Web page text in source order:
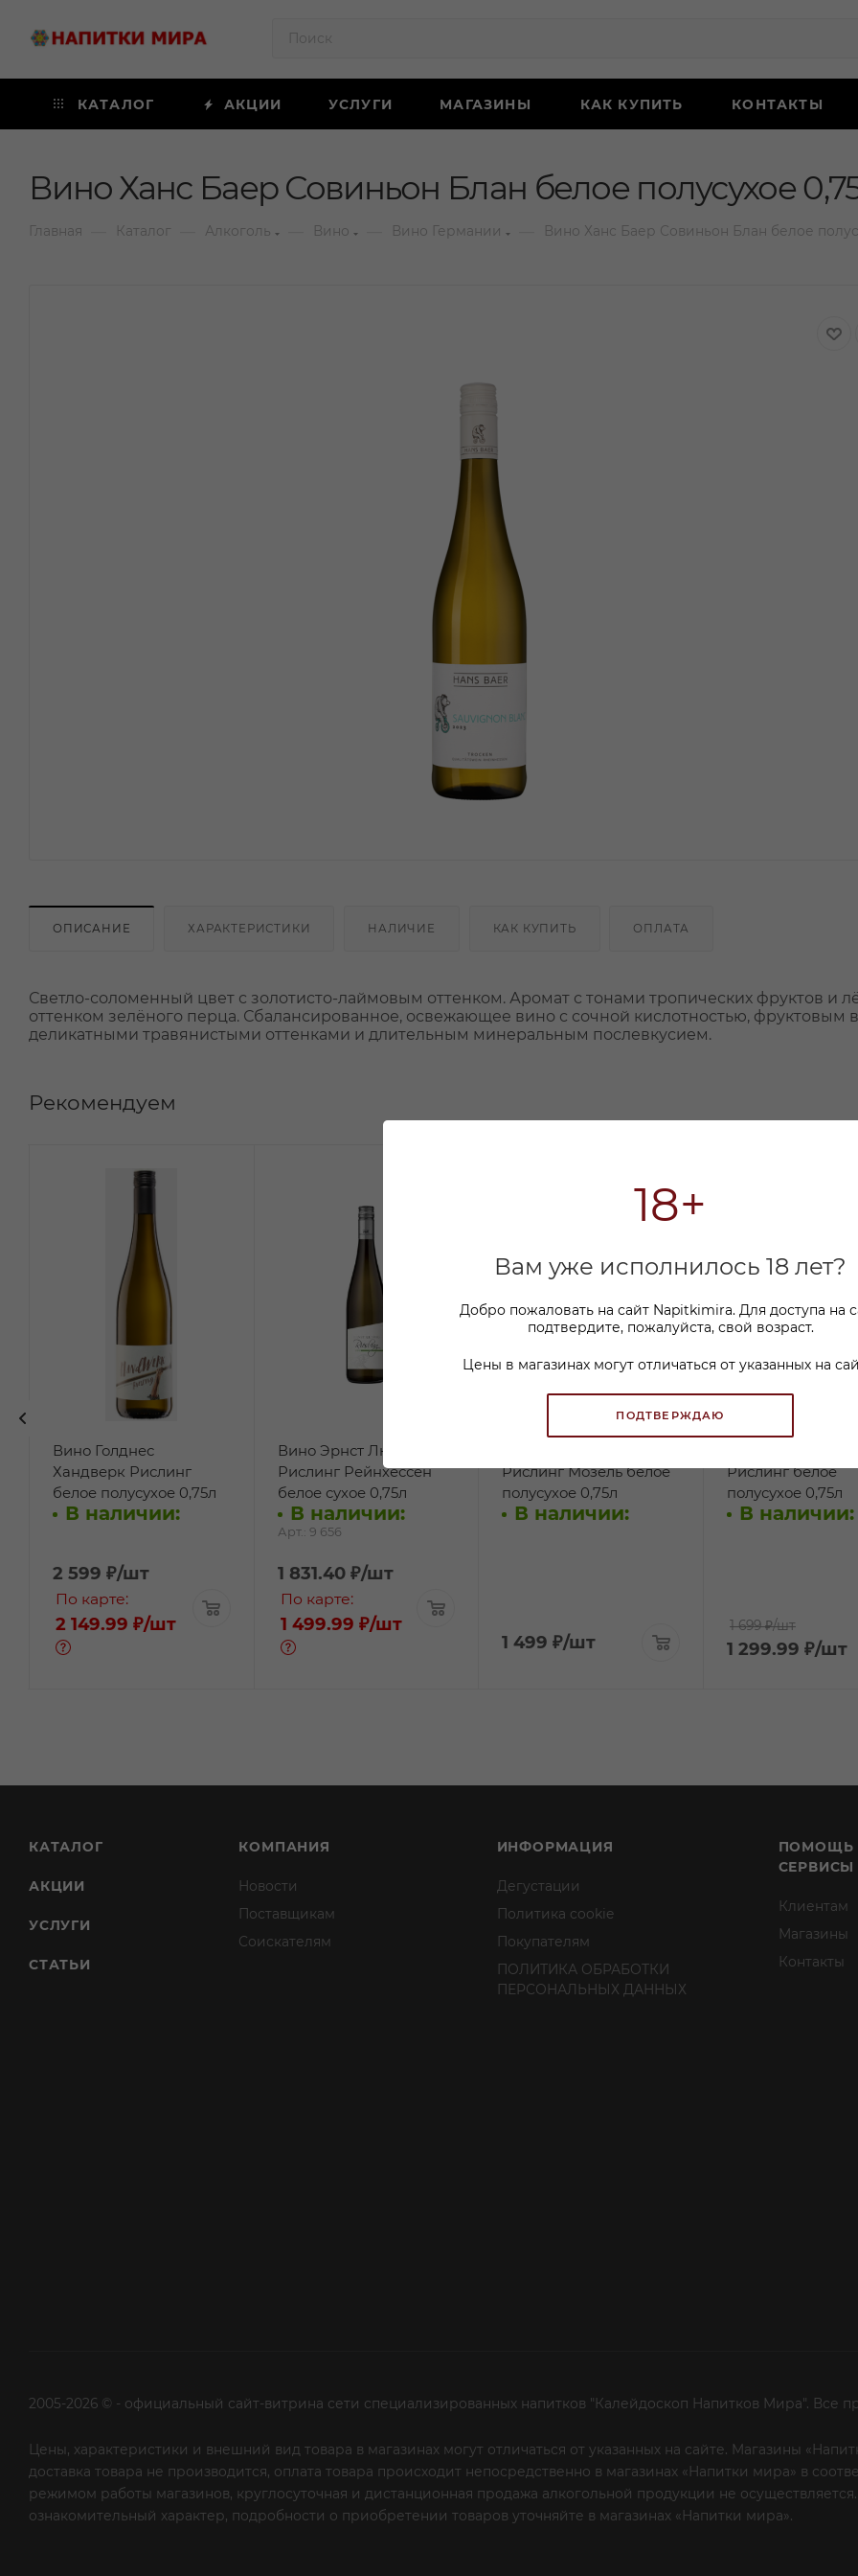
18+
Вам уже исполнилось 18 лет?
Добро пожаловать на сайт Napitkimira. Для доступа на
подтвердите, пожалуйста, свой возраст.
Цены в магазинах могут отличаться от указанных на
ПОДТВЕРЖДАЮ
КАТАЛОГ АКЦИИ УСЛУГИ МАГАЗИНЫ КАК КУПИТЬ КОНТАКТЫ
Вино Ханс Баер Совиньон Блан белое полусухое
Главная Каталог Алкоголь Вино Вино Германии Вино Ханс Баер Совиньон Блан белое
ОПИСАНИЕ ХАРАКТЕРИСТИКИ НАЛИЧИЕ КАК КУПИТЬ ОПЛАТА
Светло-соломенный цвет с золотисто-лаймовым оттенком. Аромат с тонами тропических фруктов и
оттенком зелёного перца. Сбалансированное, освежающее вино с сочной кислотностью, фруктовым
деликатными травянистыми оттенками и длительным минеральным послевкусием.
Рекомендуем
Вино Голднес
Хандверк Рислинг
белое полусухое 0,75л
В наличии:
2 599 ₽/шт
По карте:
2 149.99 ₽/шт
Вино Эрнст Людвиг
Рислинг Рейнхессен
белое сухое 0,75л
В наличии:
Арт.: 9 656
1 831.40₽/шт
По карте:
1 499.99 ₽/шт
Рислинг Мозель белое
полусухое 0,75л
В наличии:
1 499 ₽/шт
Рислинг белое
полусухое 0,75л
В наличии:
1 699 ₽/шт
1 299.99 ₽/шт
КАТАЛОГ
АКЦИИ
УСЛУГИ
СТАТЬИ
КОМПАНИЯ
Новости
Поставщикам
Соискателям
ИНФОРМАЦИЯ
Дегустации
Политика cookie
Покупателям
ПОЛИТИКА ОБРАБОТКИ
ПЕРСОНАЛЬНЫХ ДАННЫХ
ПОМОЩЬ
СЕРВИСЫ
Клиентам
Магазины
Контакты
2005-2026 © - официальный сайт-витрина сети специализированных напитков "Калейдоскоп Напитков Мира". Все
Цены, характеристики и внешний вид товара в магазинах могут отличаться от указанных на сайте. Магазины
доставка товара не производится, оплата товара происходит непосредственно в магазинах «Напитки мира» в
режимом работы магазинов, круглосуточная и дистанционная продажа алкогольной продукции не
ознакомительный характер, подробности о приобретении товаров уточняйте в магазинах «Напитки мира».